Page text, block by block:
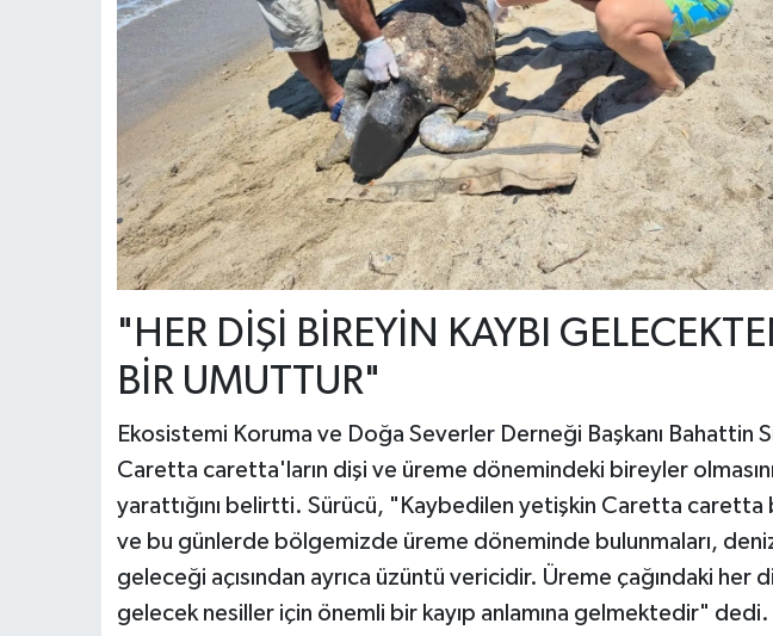
"HER DİŞİ BİREYİN KAYBI
BİR UMUTTUR"
Ekosistemi Koruma ve Doğa Severler Derneği Başkanı Bahattin
Caretta caretta'ların dişi ve üreme dönemindeki bireyler
yarattığını belirtti. Sürücü, "Kaybedilen yetişkin Caretta caretta
ve bu günlerde bölgemizde üreme döneminde bulunmaları,
geleceği açısından ayrıca üzüntü vericidir. Üreme çağındaki her
gelecek nesiller için önemli bir kayıp anlamına gelmektedir" dedi.